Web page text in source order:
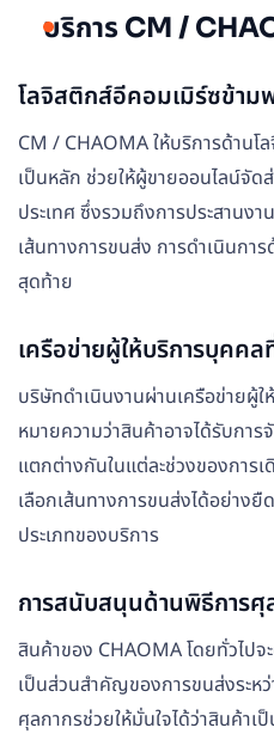
บริการ CM /
โลจิสติกส์อีคอมเมิร์ซข้าม
CM / CHAOMA ให้บริการด้าน
เป็นหลัก ช่วยให้ผู้ขายออนไลน์จั
ประเทศ ซึ่งรวมถึงการประสานง
เส้นทางการขนส่ง การดำเนินกา
สุดท้าย
เครือข่ายผู้ให้บริการบุคคล
บริษัทดำเนินงานผ่านเครือข่ายผู้
หมายความว่าสินค้าอาจได้รับกา
แตกต่างกันในแต่ละช่วงของการ
เลือกเส้นทางการขนส่งได้อย่าง
ประเภทของบริการ
การสนับสนุนด้านพิธีการศุ
สินค้าของ CHAOMA โดยทั่วไป
เป็นส่วนสำคัญของการขนส่งระห
ศุลกากรช่วยให้มั่นใจได้ว่าสินค้าเ